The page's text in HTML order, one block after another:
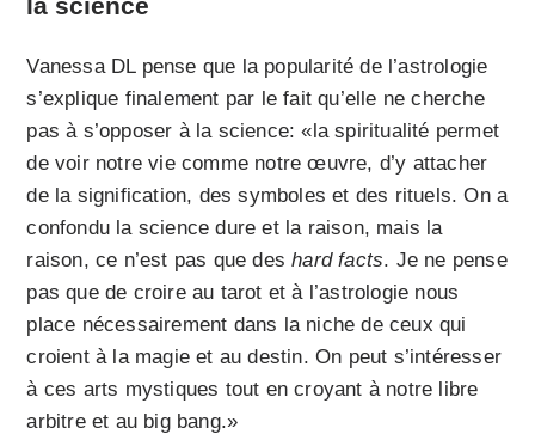
Vanessa DL pense que la popularité de l’astrologie
s’explique finalement par le fait qu’elle ne cherche
pas à s’opposer à la science: «la spiritualité permet
de voir notre vie comme notre œuvre, d’y attacher
de la signification, des symboles et des rituels. On a
confondu la science dure et la raison, mais la
raison, ce n’est pas que deshard facts. Je ne pense
pas que de croire au tarot et à l’astrologie nous
place nécessairement dans la niche de ceux qui
croient à la magie et au destin. On peut s’intéresser
à ces arts mystiques tout en croyant à notre libre
arbitre et au big bang.»